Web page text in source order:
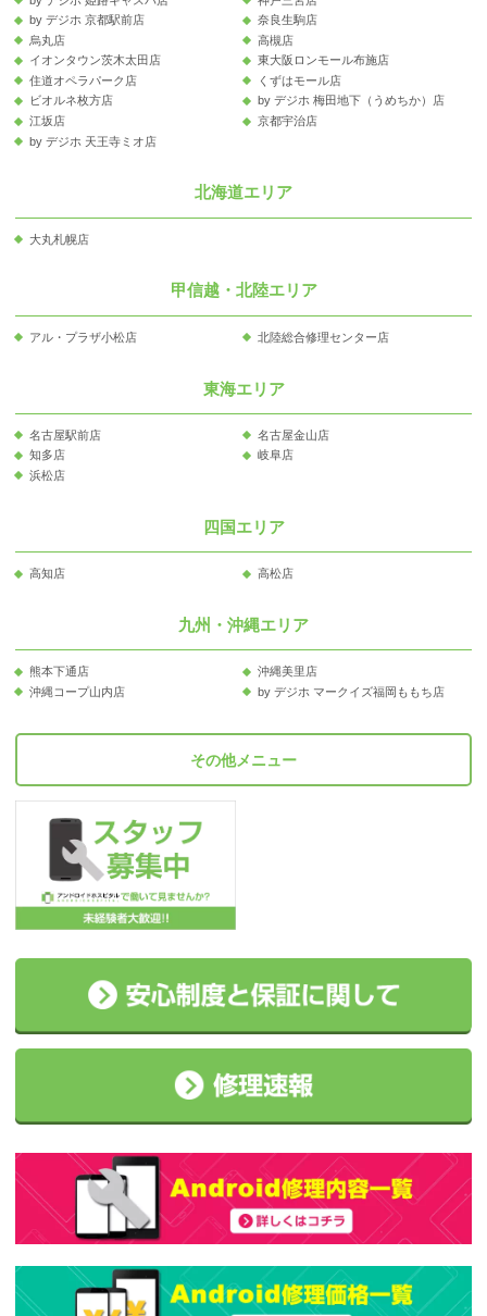
by デジホ 京都駅前店
奈良生駒店
烏丸店
高槻店
イオンタウン茨木太田店
東大阪ロンモール布施店
住道オペラパーク店
くずはモール店
ビオルネ枚方店
by デジホ 梅田地下（うめちか）店
江坂店
京都宇治店
by デジホ 天王寺ミオ店
北海道エリア
大丸札幌店
甲信越・北陸エリア
アル・プラザ小松店 北陸総合修理センター店
東海エリア
名古屋駅前店
名古屋金山店
知多店
岐阜店
浜松店
四国エリア
高知店 高松店
九州・沖縄エリア
熊本下通店
沖縄美里店
沖縄コープ山内店
by デジホ マークイズ福岡ももち店
その他メニュー